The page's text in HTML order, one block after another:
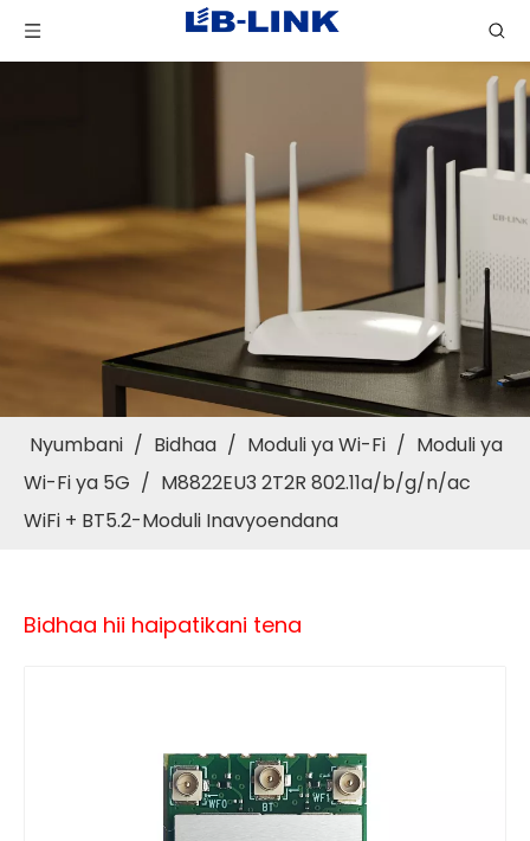
Nyumbani / Bidhaa / Moduli ya Wi-Fi / Moduli ya
Wi-Fi ya 5G / M8822EU3 2T2R 802.11a/b/g/n/ac
WiFi + BT5.2-Moduli Inavyoendana
Bidhaa hii haipatikani tena